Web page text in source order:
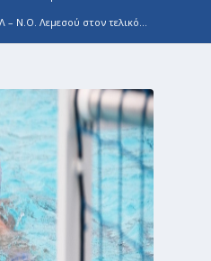
Ν.Ο. Λεμεσού στον τελικό...